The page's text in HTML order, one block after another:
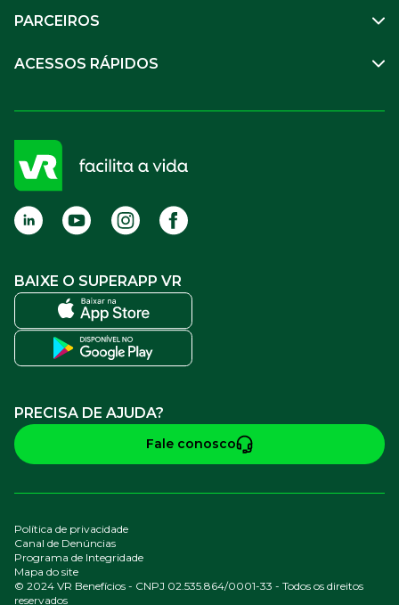
Benefícios
Soluções Financeiras
Compre Online
PARCEIROS
Parceiro VR
APP VR Estabelecimentos
ACESSOS RÁPIDOS
Sou empresa
FAQ
Termos de Uso
BAIXE O SUPERAPP VR
PRECISA DE AJUDA?
Fale conosco
© 2024 VR Benefícios - CNPJ 02.535.864/0001-33 - Todos os direitos
reservados
Política de privacidade
Canal de Denúncias
Programa de Integridade
Mapa do site